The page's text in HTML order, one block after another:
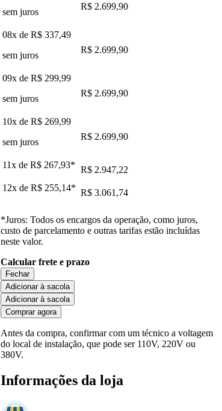
sem juros
R$ 2.699,90
08x de R$ 337,49
sem juros
R$ 2.699,90
09x de R$ 299,99
sem juros
R$ 2.699,90
10x de R$ 269,99
sem juros
R$ 2.699,90
11x de R$ 267,93* R$ 2.947,22
12x de R$ 255,14* R$ 3.061,74
*Juros: Todos os encargos da operação, como juros,
custo de parcelamento e outras tarifas estão incluídas
neste valor.
Calcular frete e prazo
Fechar
Adicionar à sacola
Adicionar à sacola
Comprar agora
Antes da compra, confirmar com um técnico a voltagem
do local de instalação, que pode ser 110V, 220V ou
380V.
Informações da loja